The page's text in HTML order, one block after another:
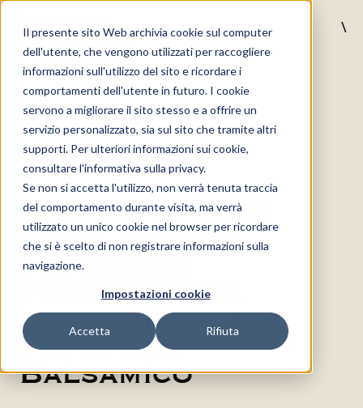
Il presente sito Web archivia cookie sul computer
dell'utente, che vengono utilizzati per raccogliere
informazioni sull'utilizzo del sito e ricordare i
comportamenti dell'utente in futuro. I cookie
servono a migliorare il sito stesso e a offrire un
servizio personalizzato, sia sul sito che tramite altri
supporti. Per ulteriori informazioni sui cookie,
consultare l'informativa sulla privacy.
Se non si accetta l'utilizzo, non verrà tenuta traccia
del comportamento durante visita, ma verrà
utilizzato un unico cookie nel browser per ricordare
che si è scelto di non registrare informazioni sulla
navigazione.
Impostazioni cookie
Accetta Rifiuta
MENU
\
04/09/2025
Acetaie Aperte
2025, Monari
Federzoni
protagonista
della grande
festa del
Balsamico